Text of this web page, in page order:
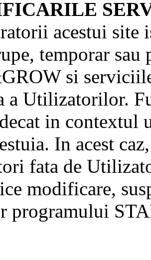
acestui site
temporar
si
a Utilizatorilor.
in contextul
In acest
fata de
modificare,
programului